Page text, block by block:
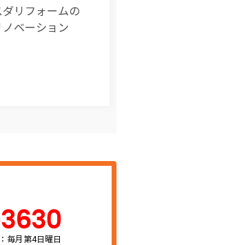
ダリフォームの
ノベーション
毎月第4日曜日